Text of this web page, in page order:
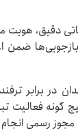
دقیق،
ضمن
در برابر
فعالیت
رسمی